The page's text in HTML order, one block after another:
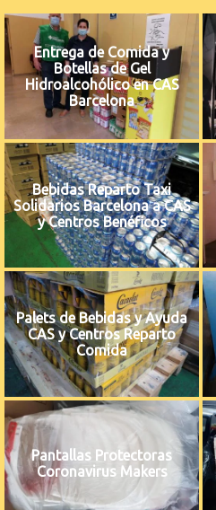
Entrega de Comida y
Botellas de Gel
Hidroalcohólico en CAS
Barcelona
Bebidas Reparto Taxi
Solidarios Barcelona a CAS
y Centros Benéficos
Palets de Bebidas y Ayuda
CAS y Centros Reparto
Comida
Pantallas Protectoras
Coronavirus Makers